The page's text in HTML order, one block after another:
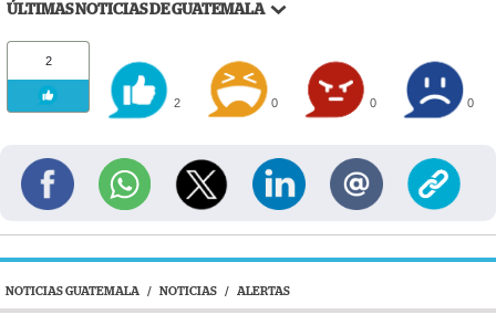
ÚLTIMAS NOTICIAS DE GUATEMALA
2
2 0 0 0
NOTICIAS GUATEMALA / NOTICIAS / ALERTAS